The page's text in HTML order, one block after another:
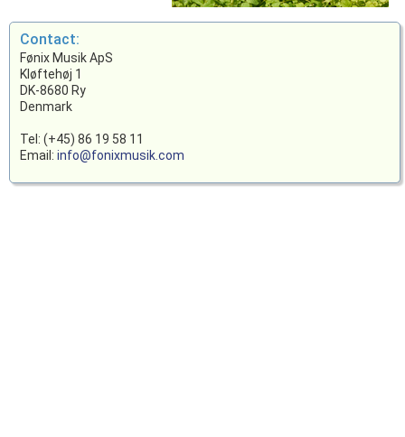
Contact:
Fønix Musik ApS
Kløftehøj 1
DK-8680 Ry
Denmark
Tel: (+45) 86 19 58 11
Email: info@fonixmusik.com